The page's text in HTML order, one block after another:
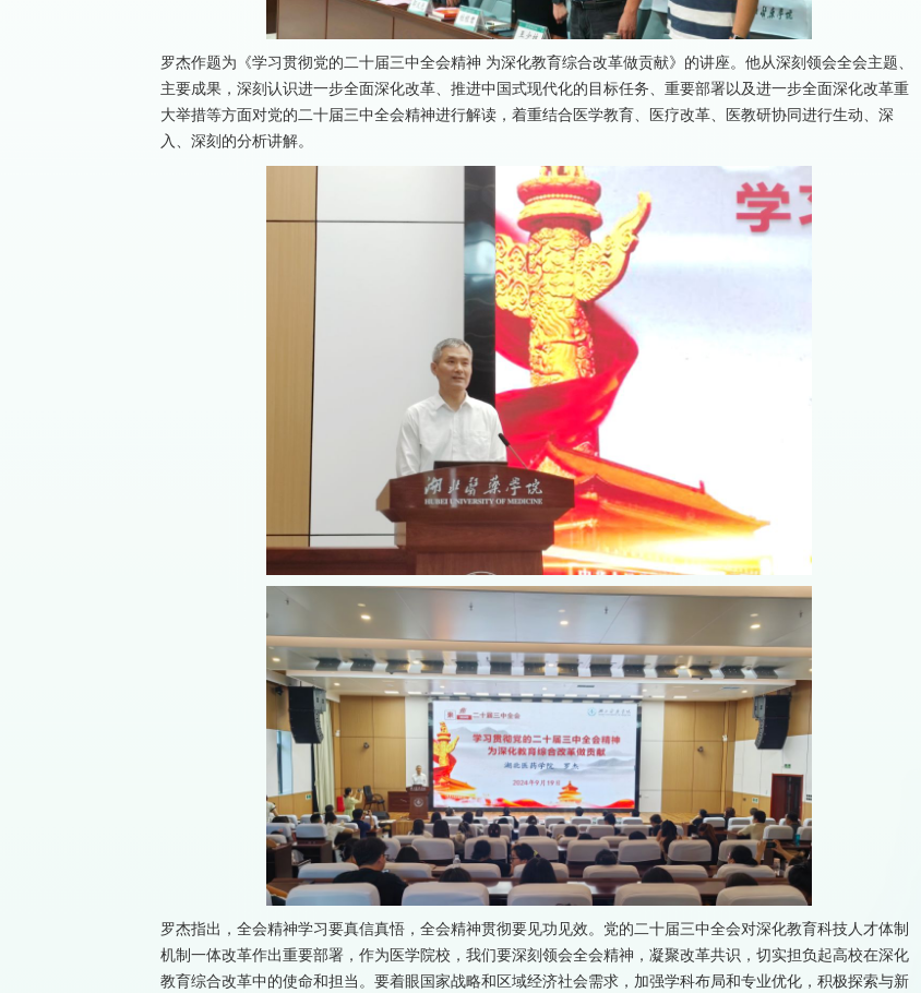
罗杰作题为《学习贯彻党的二十届三中全会精神 为深化教育综合改革做贡献》的讲座。他从深刻领会全会主题、
主要成果，深刻认识进一步全面深化改革、推进中国式现代化的目标任务、重要部署以及进一步全面深化改革重
大举措等方面对党的二十届三中全会精神进行解读，着重结合医学教育、医疗改革、医教研协同进行生动、深
入、深刻的分析讲解。
罗杰指出，全会精神学习要真信真悟，全会精神贯彻要见功见效。党的二十届三中全会对深化教育科技人才体制
机制一体改革作出重要部署，作为医学院校，我们要深刻领会全会精神，凝聚改革共识，切实担负起高校在深化
教育综合改革中的使命和担当。要着眼国家战略和区域经济社会需求，加强学科布局和专业优化，积极探索与新